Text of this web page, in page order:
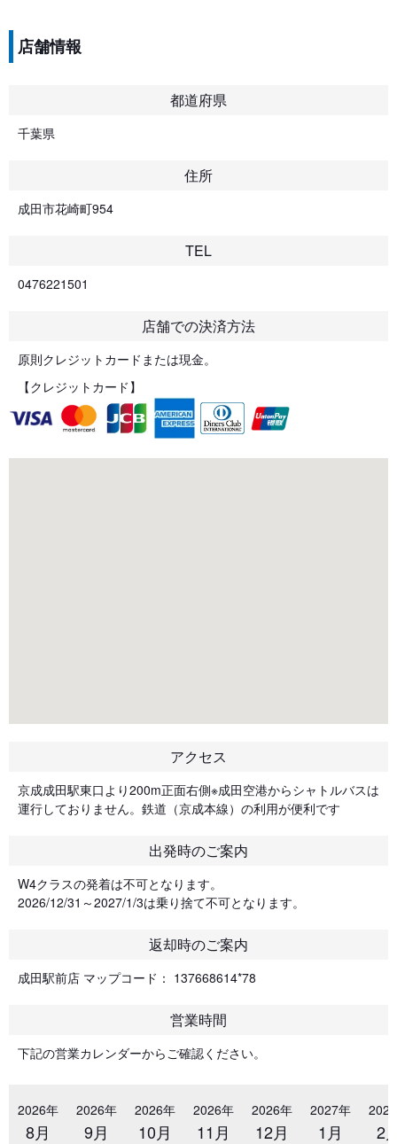
店舗情報
都道府県
千葉県
住所
成田市花崎町954
TEL
0476221501
店舗での決済方法
原則クレジットカードまたは現金。
【クレジットカード】
アクセス
京成成田駅東口より200m正面右側※成田空港からシャトルバスは
運行しておりません。鉄道（京成本線）の利用が便利です
出発時のご案内
W4クラスの発着は不可となります。
2026/12/31～2027/1/3は乗り捨て不可となります。
返却時のご案内
成田駅前店 マップコード： 137668614*78
営業時間
下記の営業カレンダーからご確認ください。
2026年
8月
2026年
9月
2026年
10月
2026年
11月
2026年
12月
2027年
1月 2